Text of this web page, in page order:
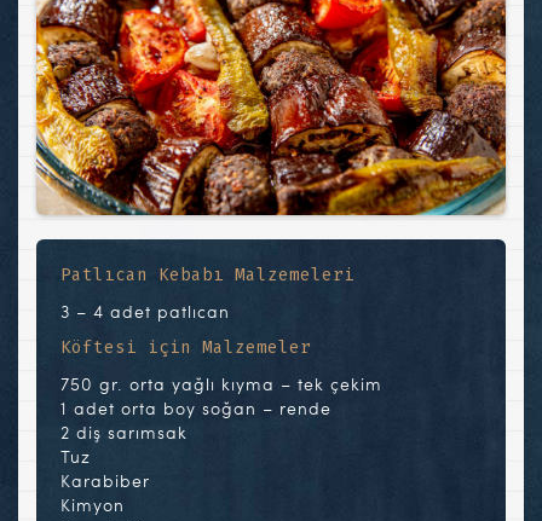
Patlıcan Kebabı Malzemeleri
3 – 4 adet patlıcan
Köftesi için Malzemeler
750 gr. orta yağlı kıyma – tek çekim
1 adet orta boy soğan – rende
2 diş sarımsak
Tuz
Karabiber
Kimyon